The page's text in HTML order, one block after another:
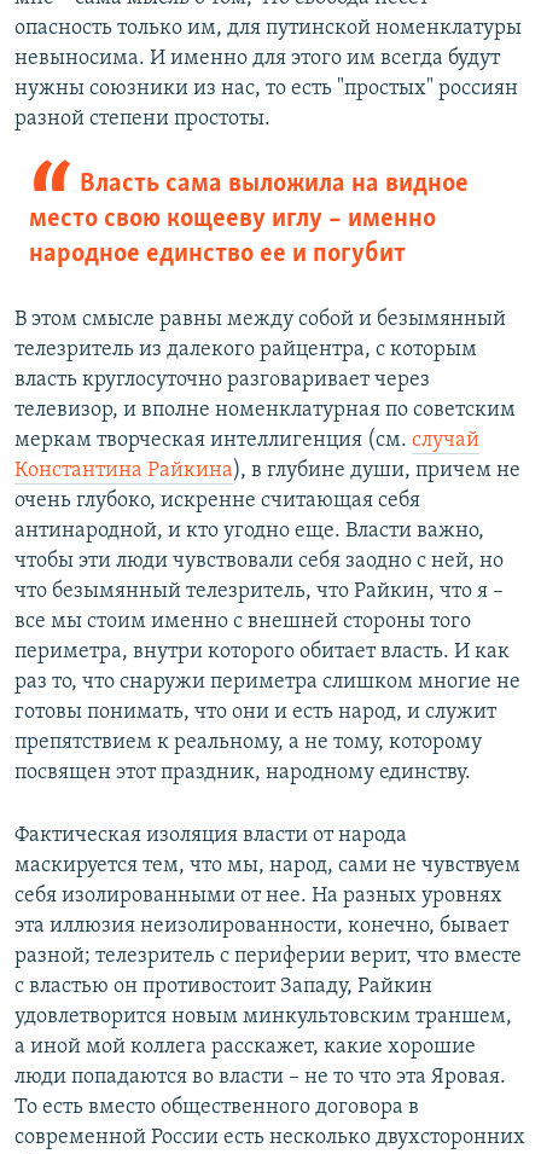
опасность только им, для путинской номенклатуры
невыносима. И именно для этого им всегда будут
нужны союзники из нас, то есть "простых" россиян
разной степени простоты.
Власть сама выложила на видное
место свою кощееву иглу – именно
народное единство ее и погубит
В этом смысле равны между собой и безымянный
телезритель из далекого райцентра, с которым
власть круглосуточно разговаривает через
телевизор, и вполне номенклатурная по советским
меркам творческая интеллигенция (см. случай
Константина Райкина), в глубине души, причем не
очень глубоко, искренне считающая себя
антинародной, и кто угодно еще. Власти важно,
чтобы эти люди чувствовали себя заодно с ней, но
что безымянный телезритель, что Райкин, что я –
все мы стоим именно с внешней стороны того
периметра, внутри которого обитает власть. И как
раз то, что снаружи периметра слишком многие не
готовы понимать, что они и есть народ, и служит
препятствием к реальному, а не тому, которому
посвящен этот праздник, народному единству.
Фактическая изоляция власти от народа
маскируется тем, что мы, народ, сами не чувствуем
себя изолированными от нее. На разных уровнях
эта иллюзия неизолированности, конечно, бывает
разной; телезритель с периферии верит, что вместе
с властью он противостоит Западу, Райкин
удовлетворится новым минкультовским траншем,
а иной мой коллега расскажет, какие хорошие
люди попадаются во власти – не то что эта Яровая.
То есть вместо общественного договора в
современной России есть несколько двухсторонних